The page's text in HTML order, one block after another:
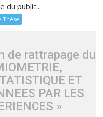
du public...
Thèse
de rattrapage du
ET
PAR LES
»